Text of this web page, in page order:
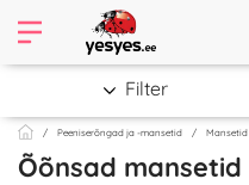
Peeniserõngad ja -mansetid Mansetid
Filter
Õõnsad mansetid